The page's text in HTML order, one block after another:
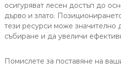
осигуряват лесен достъп до
дърво и злато.
тези ресурси може значително
събиране и да увеличи
Помислете за поставяне на